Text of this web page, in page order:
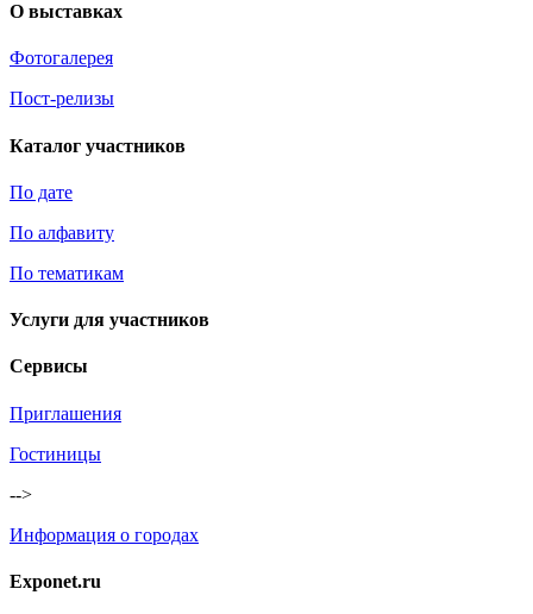
О выставках
Фотогалерея
Пост-релизы
Каталог участников
По дате
По алфавиту
По тематикам
Услуги для участников
Сервисы
Приглашения
Гостиницы
-->
Информация о городах
Exponet.ru